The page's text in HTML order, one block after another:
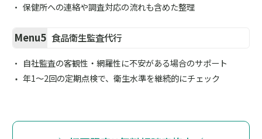
保健所への連絡や調査対応の流れも含めた整理
Menu5 食品衛生監査代行
自社監査の客観性・網羅性に不安がある場合のサポート
年1～2回の定期点検で、衛生水準を継続的にチェック